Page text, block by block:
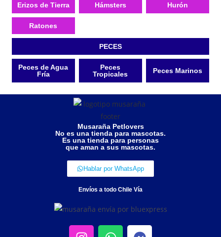
Erizos de Tierra Hámsters Hurón
Ratones
PECES
Peces de Agua
Fría
Peces
Tropicales
Peces Marinos
Musaraña Petlovers
No es una tienda para mascotas.
Es una tienda para personas
que aman a sus mascotas.
Hablar por WhatsApp
Envíos a todo Chile Vía